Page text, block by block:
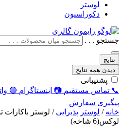
لوستر
دکوراسیون
جستجو . . .
نتایج
دیدن همه نتایج
پشتیبانی
📞 تماس مستقیم 📷 اینستاگرام 🟢
پیگیری سفارش
خانه / لوستر پذیرایی / لوستر
لوکس(6 شاخه)